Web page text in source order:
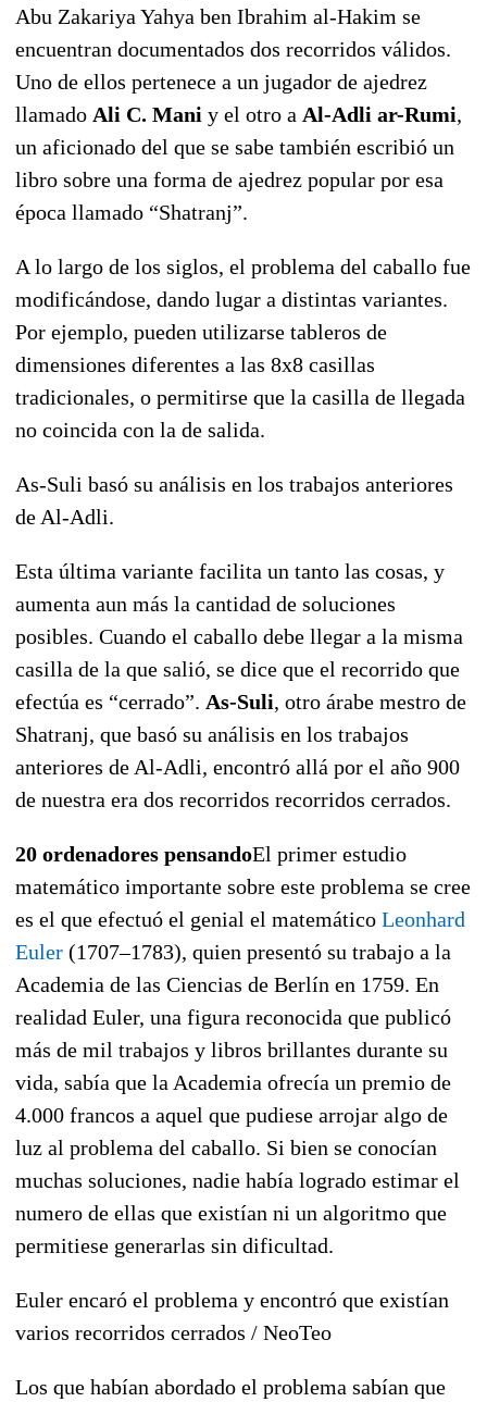
Abu Zakariya Yahya ben Ibrahim al-Hakim se
encuentran documentados dos recorridos válidos.
Uno de ellos pertenece a un jugador de ajedrez
llamado Ali C. Mani y el otro a Al-Adli ar-Rumi,
un aficionado del que se sabe también escribió un
libro sobre una forma de ajedrez popular por esa
época llamado “Shatranj”.
A lo largo de los siglos, el problema del caballo fue
modificándose, dando lugar a distintas variantes.
Por ejemplo, pueden utilizarse tableros de
dimensiones diferentes a las 8x8 casillas
tradicionales, o permitirse que la casilla de llegada
no coincida con la de salida.
As-Suli basó su análisis en los trabajos anteriores
de Al-Adli.
Esta última variante facilita un tanto las cosas, y
aumenta aun más la cantidad de soluciones
posibles. Cuando el caballo debe llegar a la misma
casilla de la que salió, se dice que el recorrido que
efectúa es “cerrado”. As-Suli, otro árabe mestro de
Shatranj, que basó su análisis en los trabajos
anteriores de Al-Adli, encontró allá por el año 900
de nuestra era dos recorridos recorridos cerrados.
20 ordenadores pensandoEl primer estudio
matemático importante sobre este problema se cree
es el que efectuó el genial el matemático Leonhard
Euler (1707–1783), quien presentó su trabajo a la
Academia de las Ciencias de Berlín en 1759. En
realidad Euler, una figura reconocida que publicó
más de mil trabajos y libros brillantes durante su
vida, sabía que la Academia ofrecía un premio de
4.000 francos a aquel que pudiese arrojar algo de
luz al problema del caballo. Si bien se conocían
muchas soluciones, nadie había logrado estimar el
numero de ellas que existían ni un algoritmo que
permitiese generarlas sin dificultad.
Euler encaró el problema y encontró que existían
varios recorridos cerrados / NeoTeo
Los que habían abordado el problema sabían que